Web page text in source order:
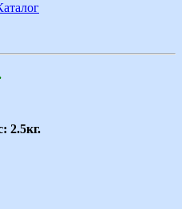
2.5кг.